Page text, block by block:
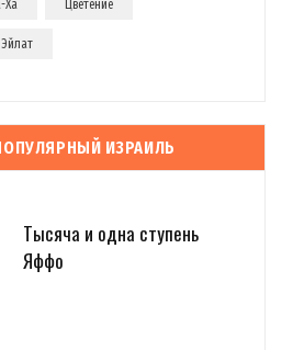
Ха Цветение
Эйлат
ИЗРАИЛЬ
Тысяча и одна ступень
Яффо